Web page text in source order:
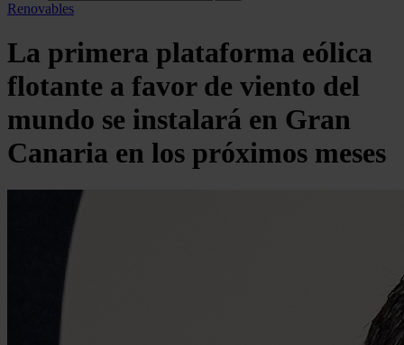
Renovables
La primera plataforma eólica
flotante a favor de viento del
mundo se instalará en Gran
Canaria en los próximos meses